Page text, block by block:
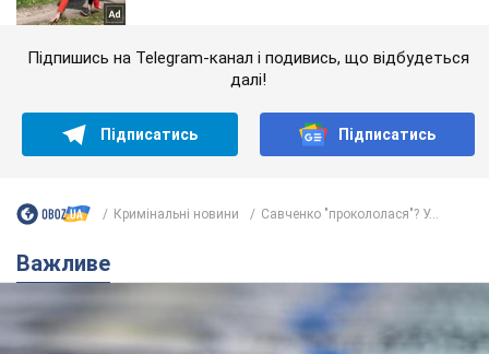
Підпишись на Telegram-канал і подивись, що відбудеться
далі!
Підписатись Підписатись
Кримінальні новини Савченко "прокололася"? У...
Важливе